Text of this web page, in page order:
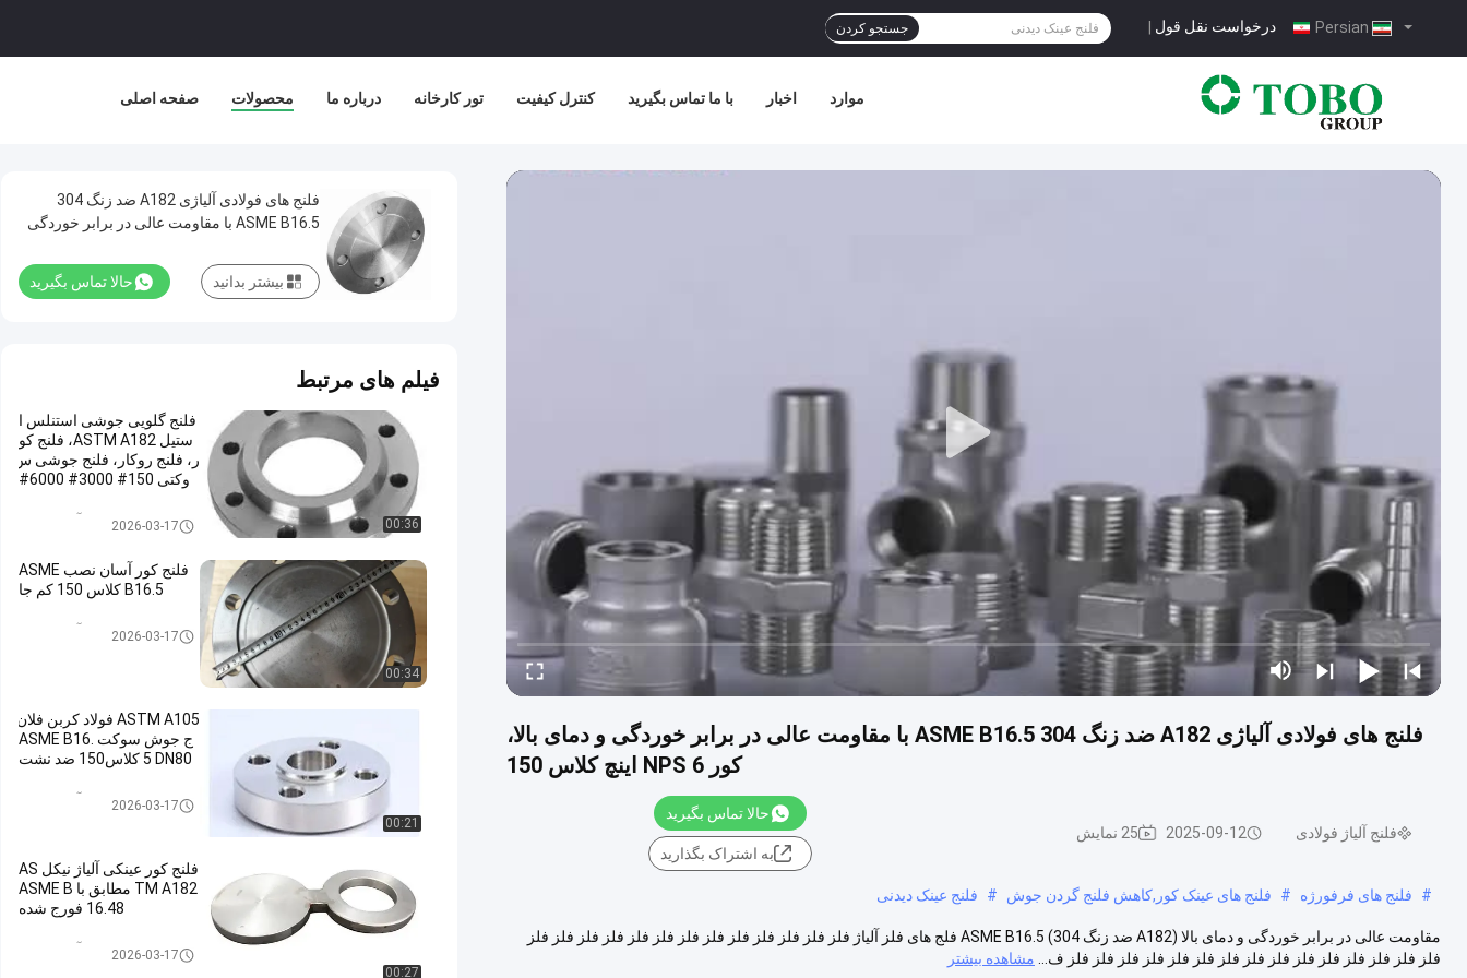
درخواست نقل قول جستجو کردن
صفحه اصلی محصولات درباره ما تور کارخانه کنترل کیفیت با ما تماس بگیرید اخبار موارد
فلنج های فولادی آلیاژی A182 ضد زنگ 304 ASME B16.5 با مقاومت عالی در برابر خوردگی و دمای بالا،
کور NPS 6 اینچ کلاس 150
فلنج آلیاژ فولادی 2025-09-12 25 نمایش
حالا تماس بگیرید
به اشتراک بگذارید
# فلنج های فرفورژه # فلنج های عینک کور,کاهش فلنج گردن جوش # فلنج عینک دیدنی
مقاومت عالی در برابر خوردگی و دمای بالا (A182 ضد زنگ 304) ASME B16.5 فلج های فلز آلیاژ فلز فلز فلز فلز فلز فلز فلز فلز فلز فلز فلز فلز فلز
فلز فلز فلز فلز فلز فلز فلز فلز فلز فلز فلز فلز فلز فلز فلز ف...
مشاهده بیشتر
فلنج های فولادی آلیاژی A182 ضد زنگ 304
ASME B16.5 با مقاومت عالی در برابر خوردگی
حالا تماس بگیرید بیشتر بدانید
فیلم های مرتبط
00:36
فلنج گلویی جوشی استنلس ا
ستیل ASTM A182، فلنج کو
ر، فلنج روکار، فلنج جوشی س
وکتی 150# 3000# 6000#
2026-03-17
00:34
فلنج کور آسان نصب ASME
B16.5 کلاس 150 کم جا
2026-03-17
00:21
ASTM A105 فولاد کربن فلان
ج جوش سوکت ASME B16.
5 DN80 کلاس150 ضد نشت
2026-03-17
00:27
فلنج کور عینکی آلیاژ نیکل AS
TM A182 مطابق با ASME B
16.48 فورج شده
2026-03-17